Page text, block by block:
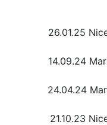
26.01.25
14.09.24
24.04.24
21.10.23